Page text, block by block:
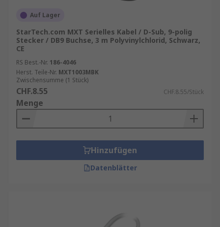
Auf Lager
StarTech.com MXT Serielles Kabel / D-Sub, 9-polig
Stecker / DB9 Buchse, 3 m Polyvinylchlorid, Schwarz,
CE
RS Best.-Nr. 186-4046
Herst. Teile-Nr. MXT1003MBK
Zwischensumme (1 Stück)
CHF.8.55 CHF.8.55/Stück
Menge
Hinzufügen
Datenblätter